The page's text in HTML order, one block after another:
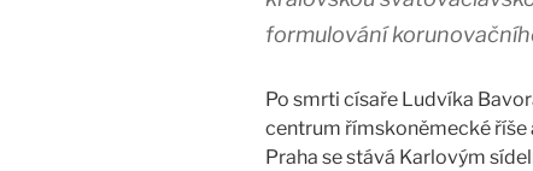
formulování
Po smrti císaře Ludvíka
centrum římskoněmecké říše
Praha se stává Karlovým